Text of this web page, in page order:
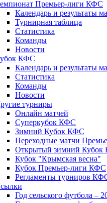
Премьер-лиги КФС
Календарь и результаты
Турнирная таблица
Статистика
Команды
Новости
КФС
Календарь и результаты
Статистика
Команды
Новости
турниры
Онлайн матчей
Суперкубок КФС
Зимний Кубок КФС
Переходные матчи
Открытый зимний
Кубок "Крымская весна"
Кубок Премьер-лиги КФС
Регламенты турниров
Год сельского футбола –